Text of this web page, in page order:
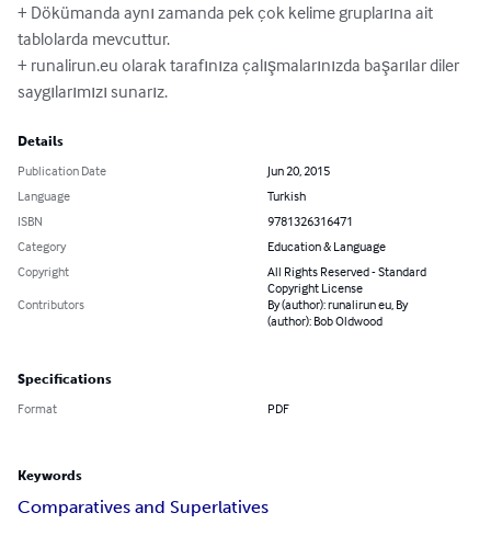
+ Dökümanda aynı zamanda pek çok kelime gruplarına ait
tablolarda mevcuttur.
+ runalirun.eu olarak tarafınıza çalışmalarınızda başarılar diler
saygılarımızı sunarız.
Details
Publication Date
Jun 20, 2015
Language
Turkish
ISBN
9781326316471
Category
Education & Language
Copyright
All Rights Reserved - Standard
Copyright License
Contributors
By (author): runalirun eu, By
(author): Bob Oldwood
Specifications
Format PDF
Keywords
Comparatives and Superlatives